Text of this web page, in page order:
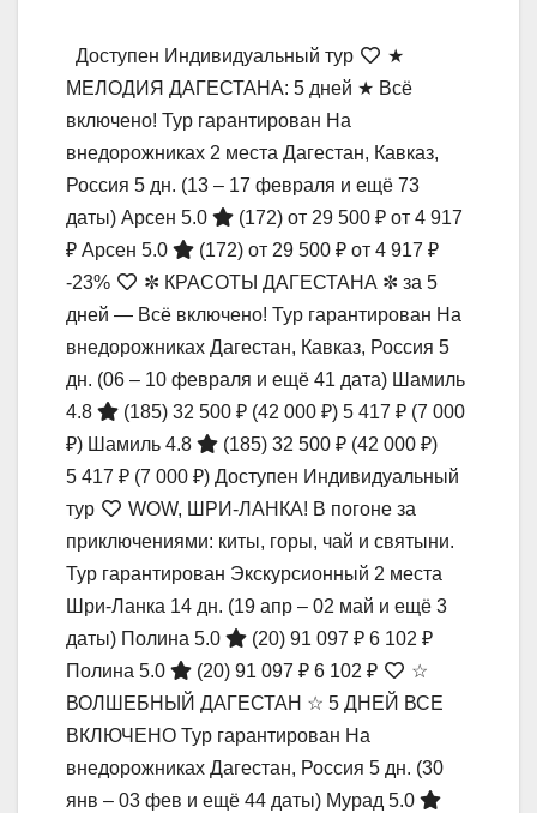
Доступен Индивидуальный тур
★
МЕЛОДИЯ ДАГЕСТАНА: 5 дней ★ Всё
включено! Тур гарантирован На
внедорожниках 2 места Дагестан, Кавказ,
Россия 5 дн. (13 – 17 февраля и ещё 73
даты) Арсен 5.0 (172) от 29 500 ₽ от 4 917
₽ Арсен 5.0 (172) от 29 500 ₽ от 4 917 ₽
-23%
✼ КРАСОТЫ ДАГЕСТАНА ✼ за 5
дней — Всё включено! Тур гарантирован На
внедорожниках Дагестан, Кавказ, Россия 5
дн. (06 – 10 февраля и ещё 41 дата) Шамиль
4.8
(185) 32 500 ₽ (42 000 ₽) 5 417 ₽ (7 000
₽) Шамиль 4.8 (185) 32 500 ₽ (42 000 ₽)
5 417 ₽ (7 000 ₽) Доступен Индивидуальный
тур
WOW, ШРИ-ЛАНКА! В погоне за
приключениями: киты, горы, чай и святыни.
Тур гарантирован Экскурсионный 2 места
Шри-Ланка 14 дн. (19 апр – 02 май и ещё 3
даты) Полина 5.0 (20) 91 097 ₽ 6 102 ₽
Полина 5.0
(20) 91 097 ₽ 6 102 ₽
☆
ВОЛШЕБНЫЙ ДАГЕСТАН ☆ 5 ДНЕЙ ВСЕ
ВКЛЮЧЕНО Тур гарантирован На
внедорожниках Дагестан, Россия 5 дн. (30
янв – 03 фев и ещё 44 даты) Мурад 5.0